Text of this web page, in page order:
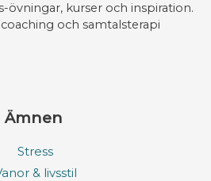
övningar, kurser och inspiration.
och samtalsterapi
Ämnen
Stress
& livsstil